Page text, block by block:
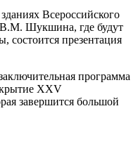
Всероссийского
В.М. Шукшина, где будут
состоится презентация
программа
XXV
завершится большой